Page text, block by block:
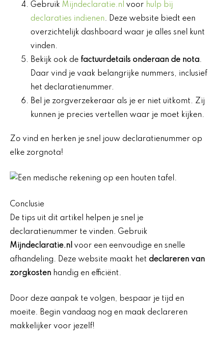
Gebruik Mijndeclaratie.nl voor hulp bij
declaraties indienen. Deze website biedt een
overzichtelijk dashboard waar je alles snel kunt
vinden.
Bekijk ook de factuurdetails onderaan de nota.
Daar vind je vaak belangrijke nummers, inclusief
het declaratienummer.
Bel je zorgverzekeraar als je er niet uitkomt. Zij
kunnen je precies vertellen waar je moet kijken.
Zo vind en herken je snel jouw declaratienummer op
elke zorgnota!
Conclusie
De tips uit dit artikel helpen je snel je
declaratienummer te vinden. Gebruik
Mijndeclaratie.nl voor een eenvoudige en snelle
afhandeling. Deze website maakt het declareren van
zorgkosten handig en efficiënt.
Door deze aanpak te volgen, bespaar je tijd en
moeite. Begin vandaag nog en maak declareren
makkelijker voor jezelf!